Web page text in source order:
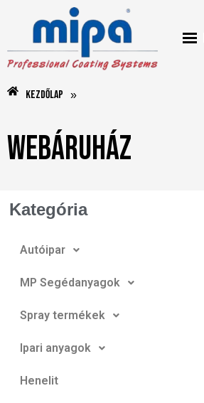
Kezdőlap »
Webáruház
Kategória
Autóipar
MP Segédanyagok
Spray termékek
Ipari anyagok
Henelit